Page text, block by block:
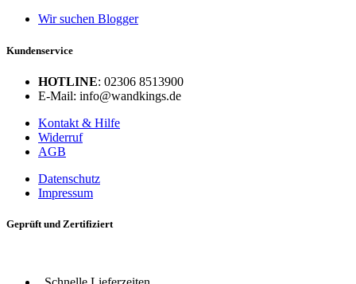
Wir suchen Blogger
Kundenservice
HOTLINE: 02306 8513900
E-Mail: info@wandkings.de
Kontakt & Hilfe
Widerruf
AGB
Datenschutz
Impressum
Geprüft und Zertifiziert